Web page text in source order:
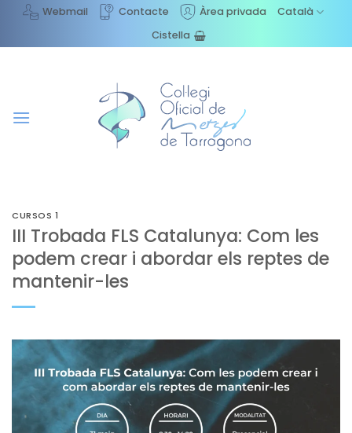
content
Webmail Contacte Àrea privada
Català
Cistella
CURSOS 1
III Trobada FLS Catalunya: Com les
podem crear i abordar els reptes de
mantenir-les